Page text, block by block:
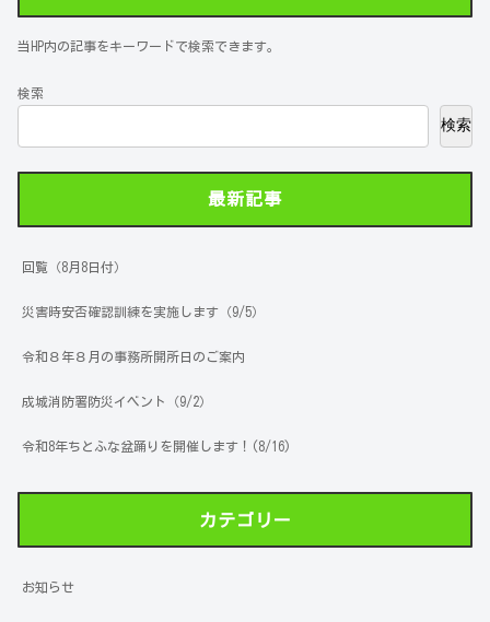
当HP内の記事をキーワードで検索できます。
検索
検索
最新記事
回覧（8月8日付）
災害時安否確認訓練を実施します（9/5）
令和８年８月の事務所開所日のご案内
成城消防署防災イベント（9/2）
令和8年ちとふな盆踊りを開催します！(8/16)
カテゴリー
お知らせ